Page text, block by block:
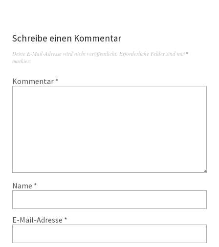
Schreibe einen Kommentar
Deine E-Mail-Adresse wird nicht veröffentlicht. Erforderliche Felder sind mit *
markiert
Kommentar *
Name *
E-Mail-Adresse *